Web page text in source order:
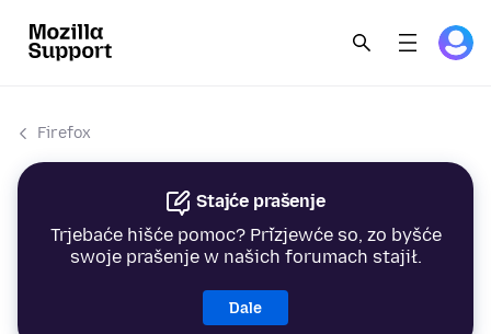
Firefox
Stajće prašenje
Trjebaće hišće pomoc? Přizjewće so, zo byšće
swoje prašenje w našich forumach stajił.
Dale